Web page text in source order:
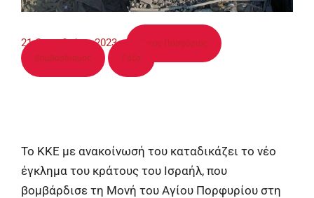
21 Οκτωβρίου, 2023•
Άγιος Πορφύριος
βομβαρδισμός
Γάζα
Το ΚΚΕ με ανακοίνωσή του καταδικάζει το νέο
έγκλημα του κράτους του Ισραήλ, που
βομβάρδισε τη Μονή του Αγίου Πορφυρίου στη